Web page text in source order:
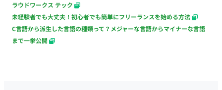
ラウドワークス テック
未経験者でも大丈夫！初心者でも簡単にフリーランスを始める方法
C言語から派生した言語の種類って？メジャーな言語からマイナーな言語
まで一挙公開